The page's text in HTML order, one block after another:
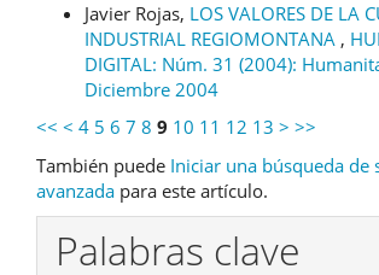
Javier Rojas, LOS VALORES DE LA
INDUSTRIAL REGIOMONTANA ,
DIGITAL: Núm. 31 (2004):
Diciembre 2004
<< < 4 5 6 7 8 9 10 11 12 13 > >>
También puede Iniciar una búsqueda de
avanzada para este artículo.
Palabras clave